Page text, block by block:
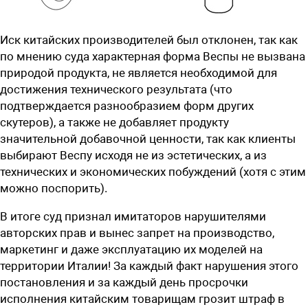
Иск китайских производителей был отклонен, так как
по мнению суда характерная форма Веспы не вызвана
природой продукта, не является необходимой для
достижения технического результата (что
подтверждается разнообразием форм других
скутеров), а также не добавляет продукту
значительной добавочной ценности, так как клиенты
выбирают Веспу исходя не из эстетических, а из
технических и экономических побуждений (хотя с этим
можно поспорить).
В итоге суд признал имитаторов нарушителями
авторских прав и вынес запрет на производство,
маркетинг и даже эксплуатацию их моделей на
территории Италии! За каждый факт нарушения этого
постановления и за каждый день просрочки
исполнения китайским товарищам грозит штраф в